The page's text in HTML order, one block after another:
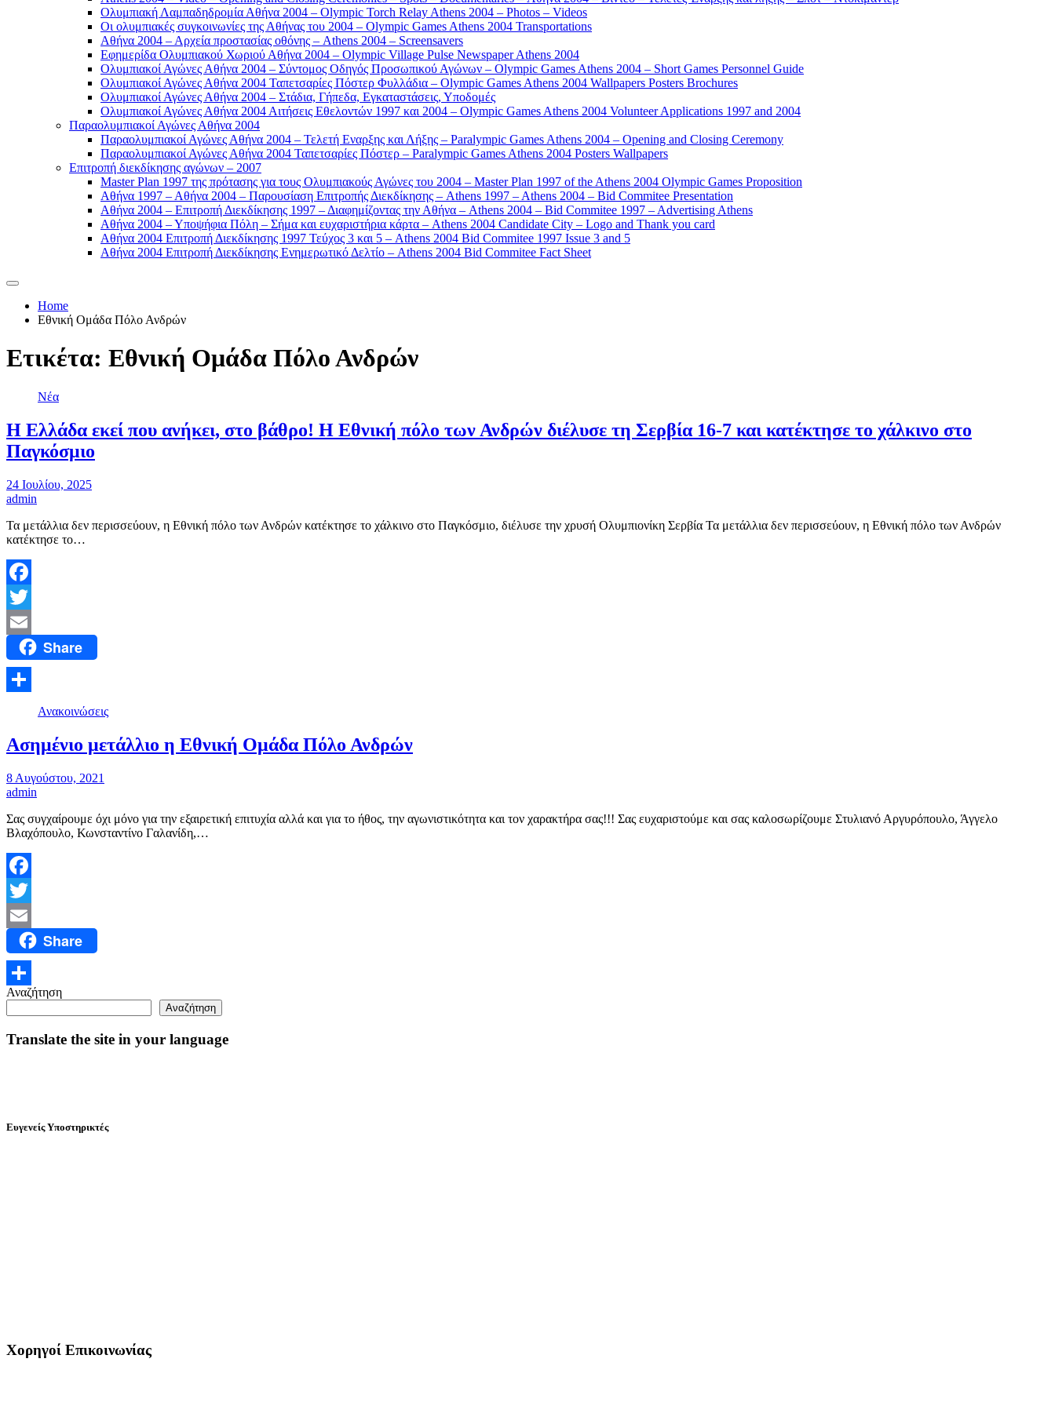
Ολυμπιακή Λαμπαδηδρομία Αθήνα 2004 – Olympic Torch Relay Athens 2004 – Photos – Videos
Οι ολυμπιακές συγκοινωνίες της Αθήνας του 2004 – Olympic Games Athens 2004 Transportations
Αθήνα 2004 – Αρχεία προστασίας οθόνης – Athens 2004 – Screensavers
Εφημερίδα Ολυμπιακού Χωριού Αθήνα 2004 – Olympic Village Pulse Newspaper Athens 2004
Ολυμπιακοί Αγώνες Αθήνα 2004 – Σύντομος Οδηγός Προσωπικού Αγώνων – Olympic Games Athens 2004 – Short Games Personnel Guide
Ολυμπιακοί Αγώνες Αθήνα 2004 Ταπετσαρίες Πόστερ Φυλλάδια – Olympic Games Athens 2004 Wallpapers Posters Brochures
Ολυμπιακοί Αγώνες Αθήνα 2004 – Στάδια, Γήπεδα, Εγκαταστάσεις, Υποδομές
Ολυμπιακοί Αγώνες Αθήνα 2004 Αιτήσεις Εθελοντών 1997 και 2004 – Olympic Games Athens 2004 Volunteer Applications 1997 and 2004
Παραολυμπιακοί Αγώνες Αθήνα 2004
Παραολυμπιακοί Αγώνες Αθήνα 2004 – Τελετή Εναρξης και Λήξης – Paralympic Games Athens 2004 – Opening and Closing Ceremony
Παραολυμπιακοί Αγώνες Αθήνα 2004 Ταπετσαρίες Πόστερ – Paralympic Games Athens 2004 Posters Wallpapers
Επιτροπή διεκδίκησης αγώνων – 2007
Master Plan 1997 της πρότασης για τους Ολυμπιακούς Αγώνες του 2004 – Master Plan 1997 of the Athens 2004 Olympic Games Proposition
Αθήνα 1997 – Αθήνα 2004 – Παρουσίαση Επιτροπής Διεκδίκησης – Athens 1997 – Athens 2004 – Bid Commitee Presentation
Αθήνα 2004 – Επιτροπή Διεκδίκησης 1997 – Διαφημίζοντας την Αθήνα – Athens 2004 – Bid Commitee 1997 – Advertising Athens
Αθήνα 2004 – Υποψήφια Πόλη – Σήμα και ευχαριστήρια κάρτα – Athens 2004 Candidate City – Logo and Thank you card
Αθήνα 2004 Επιτροπή Διεκδίκησης 1997 Τεύχος 3 και 5 – Athens 2004 Bid Commitee 1997 Issue 3 and 5
Αθήνα 2004 Επιτροπή Διεκδίκησης Ενημερωτικό Δελτίο – Athens 2004 Bid Commitee Fact Sheet
Home
Εθνική Ομάδα Πόλο Ανδρών
Ετικέτα: Εθνική Ομάδα Πόλο Ανδρών
Νέα
Η Ελλάδα εκεί που ανήκει, στο βάθρο! Η Εθνική πόλο των Ανδρών διέλυσε τη Σερβία 16-7 και κατέκτησε το χάλκινο στο
Παγκόσμιο
24 Ιουλίου, 2025
admin
Τα μετάλλια δεν περισσεύουν, η Εθνική πόλο των Ανδρών κατέκτησε το χάλκινο στο Παγκόσμιο, διέλυσε την χρυσή Ολυμπιονίκη Σερβία Τα μετάλλια δεν περισσεύουν, η Εθνική πόλο των Ανδρών
κατέκτησε το…
Facebook
Twitter
Email Share
Μοιραστείτε
Ανακοινώσεις
Ασημένιο μετάλλιο η Εθνική Ομάδα Πόλο Ανδρών
8 Αυγούστου, 2021
admin
Σας συγχαίρουμε όχι μόνο για την εξαιρετική επιτυχία αλλά και για το ήθος, την αγωνιστικότητα και τον χαρακτήρα σας!!! Σας ευχαριστούμε και σας καλοσωρίζουμε Στυλιανό Αργυρόπουλο, Άγγελο
Βλαχόπουλο, Κωνσταντίνο Γαλανίδη,…
Facebook
Twitter
Email Share
Μοιραστείτε
Αναζήτηση
Αναζήτηση
Translate the site in your language
Ευγενείς Υποστηρικτές
Χορηγοί Επικοινωνίας